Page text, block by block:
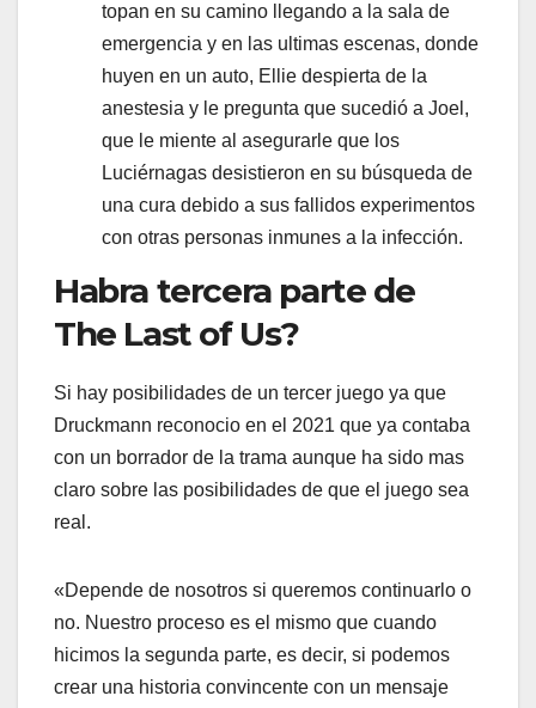
topan en su camino llegando a la sala de
emergencia y en las ultimas escenas, donde
huyen en un auto, Ellie despierta de la
anestesia y le pregunta que sucedió a Joel,
que le miente al asegurarle que los
Luciérnagas desistieron en su búsqueda de
una cura debido a sus fallidos experimentos
con otras personas inmunes a la infección.
Habra tercera parte de
The Last of Us?
Si hay posibilidades de un tercer juego ya que
Druckmann reconocio en el 2021 que ya contaba
con un borrador de la trama aunque ha sido mas
claro sobre las posibilidades de que el juego sea
real.
«Depende de nosotros si queremos continuarlo o
no. Nuestro proceso es el mismo que cuando
hicimos la segunda parte, es decir, si podemos
crear una historia convincente con un mensaje